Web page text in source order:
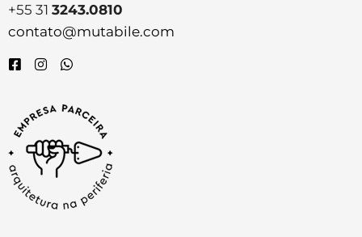
+55 31 3243.0810
contato@mutabile.com